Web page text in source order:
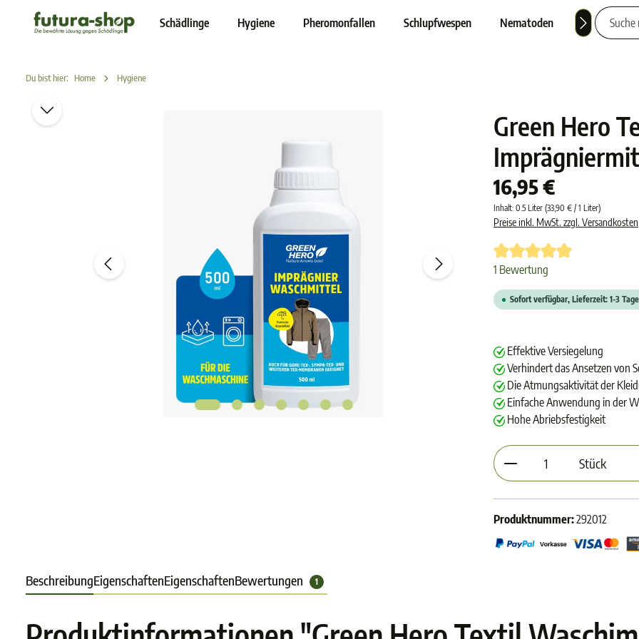
springen Schädlinge Hygiene Pheromonfallen Schlupfwespen Nematoden Nützlinge
Du bist hier: Home Hygiene
Green Hero
16,95 €
Inhalt: 0.5 Liter (33,90 € / 1 Liter)
Preise inkl. MwSt. zzgl. Versandkosten
Durchschnittliche Bewertung von
1 Bewertung
Sofort verfügbar, Lieferzeit: 1-3 Tage
Effektive Versiegelung
Verhindert das Ansetzen von
Die Atmungsaktivität der
Einfache Anwendung in der
Hohe Abriebsfestigkeit
Produkt Anzahl: Gib
Stück
Produktnummer:292012
BeschreibungEigenschaftenEigenschaftenBewertungen 1